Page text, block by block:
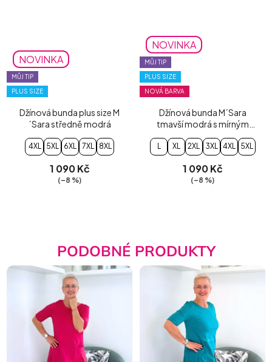
NOVINKA
MŮJ TIP
PLUS SIZE
Džínová bunda plus size M
´Sara středně modrá
4XL 5XL 6XL 7XL 8XL
1 090 Kč
(–8 %)
NOVINKA
MŮJ TIP
PLUS SIZE
NOVÁ BARVA
Džínová bunda M´Sara
tmavší modrá s mírným
L XL 2XL 3XL 4XL 5XL
1 090 Kč
(–8 %)
PODOBNÉ PRODUKTY